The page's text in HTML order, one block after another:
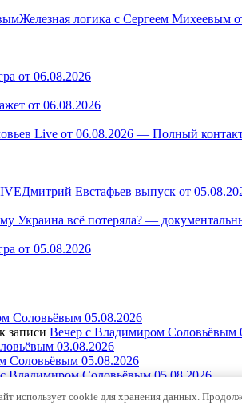
Железная логика с Сергеем Михеевым
от 06.08.2026
от 06.08.2026
Live от 06.08.2026 — Полный
Дмитрий Евстафьев выпуск от
Украина всё потеряла? —
от 05.08.2026
Соловьёвым 05.08.2026
к записи Вечер с Владимиром Соловьёвым
03.08.2026
Соловьёвым 05.08.2026
Владимиром Соловьёвым 05.08.2026
использует cookie для хранения данных.